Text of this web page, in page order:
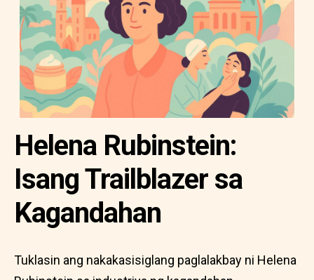
Helena Rubinstein:
Isang Trailblazer sa
Kagandahan
Tuklasin ang nakakasisiglang paglalakbay ni Helena